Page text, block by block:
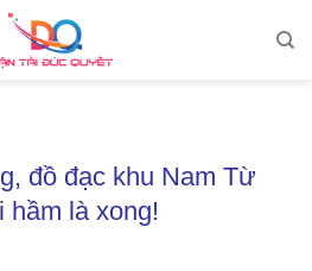
đồ đạc khu Nam Từ
hầm là xong!